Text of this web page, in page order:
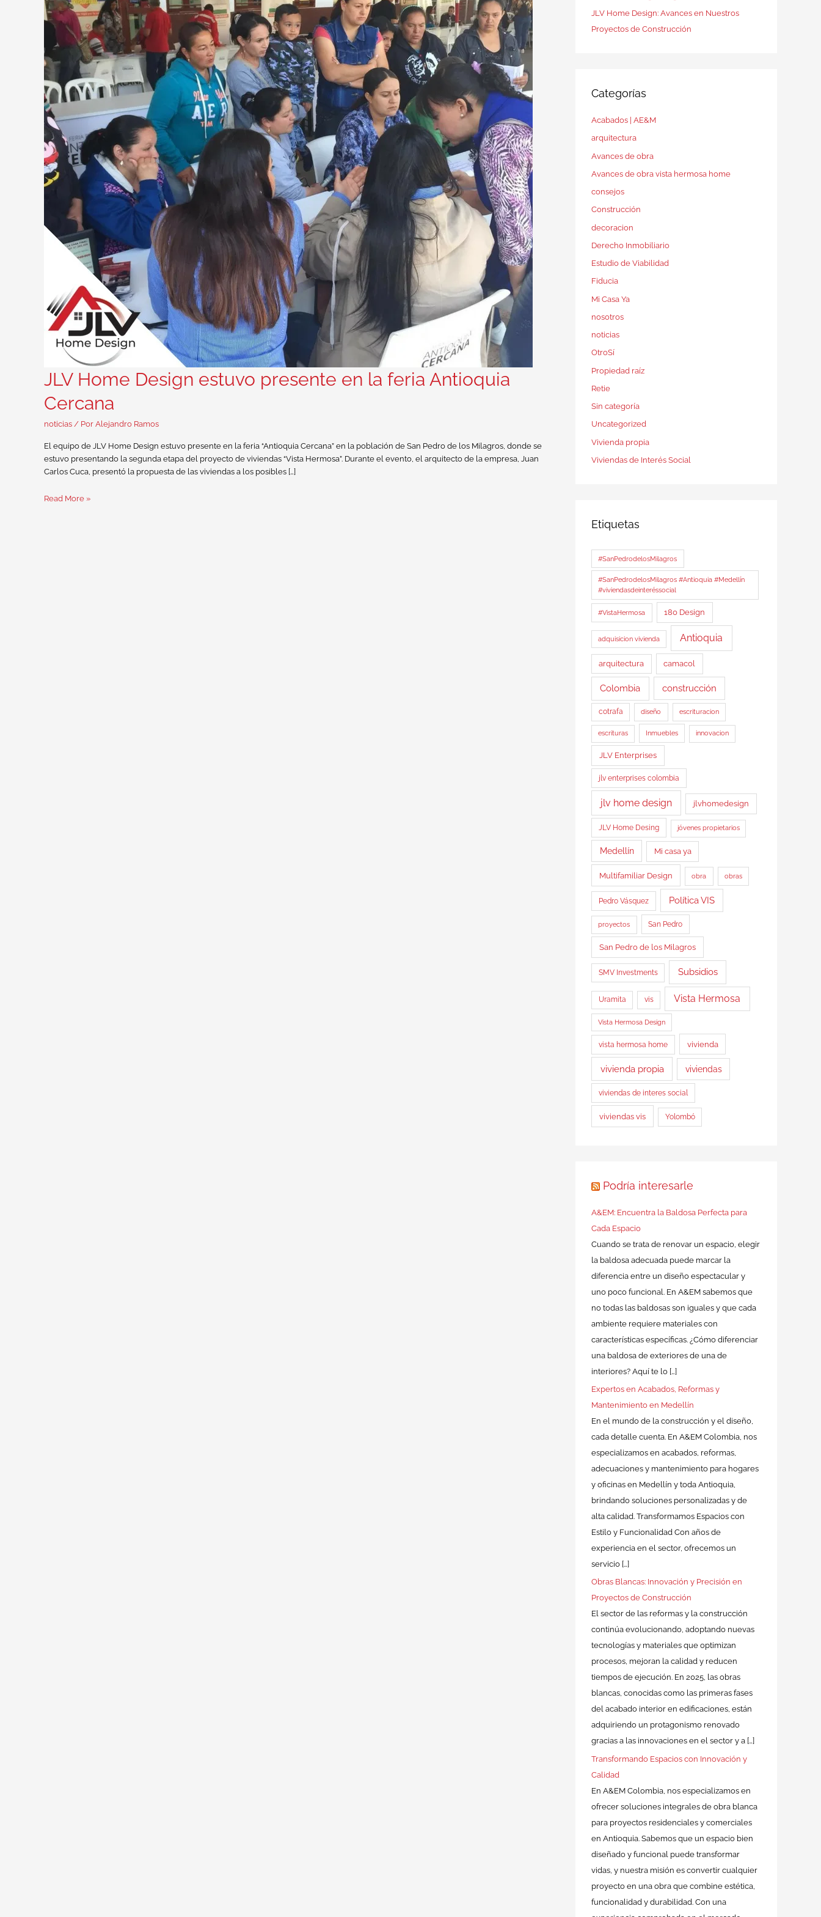
JLV Home Design estuvo presente en la feria Antioquia
Cercana
noticias / Por Alejandro Ramos
El equipo de JLV Home Design estuvo presente en la feria “Antioquia Cercana” en la población de San Pedro de los Milagros, donde se
estuvo presentando la segunda etapa del proyecto de viviendas “Vista Hermosa”. Durante el evento, el arquitecto de la empresa, Juan
Carlos Cuca, presentó la propuesta de las viviendas a los posibles […]
Read More »
JLV Home Design: Avances en Nuestros
Proyectos de Construcción
Categorías
Acabados | AE&M
arquitectura
Avances de obra
Avances de obra vista hermosa home
consejos
Construcción
decoracion
Derecho Inmobiliario
Estudio de Viabilidad
Fiducia
Mi Casa Ya
nosotros
noticias
OtroSí
Propiedad raíz
Retie
Sin categoría
Uncategorized
Vivienda propia
Viviendas de Interés Social
Etiquetas
#SanPedrodelosMilagros
#SanPedrodelosMilagros #Antioquia #Medellín
#viviendasdeinteréssocial
#VistaHermosa 180 Design
adquisicion vivienda Antioquia
arquitectura camacol
Colombia construcción
cotrafa diseño escrituracion
escrituras Inmuebles innovacion
JLV Enterprises
jlv enterprises colombia
jlv home design jlvhomedesign
JLV Home Desing jóvenes propietarios
Medellín Mi casa ya
Multifamiliar Design obra obras
Pedro Vásquez Política VIS
proyectos San Pedro
San Pedro de los Milagros
SMV Investments Subsidios
Uramita vis Vista Hermosa
Vista Hermosa Design
vista hermosa home vivienda
vivienda propia viviendas
viviendas de interes social
viviendas vis Yolombó
Podría interesarle
A&EM: Encuentra la Baldosa Perfecta para
Cada Espacio
Cuando se trata de renovar un espacio, elegir
la baldosa adecuada puede marcar la
diferencia entre un diseño espectacular y
uno poco funcional. En A&EM sabemos que
no todas las baldosas son iguales y que cada
ambiente requiere materiales con
características específicas. ¿Cómo diferenciar
una baldosa de exteriores de una de
interiores? Aquí te lo […]
Expertos en Acabados, Reformas y
Mantenimiento en Medellín
En el mundo de la construcción y el diseño,
cada detalle cuenta. En A&EM Colombia, nos
especializamos en acabados, reformas,
adecuaciones y mantenimiento para hogares
y oficinas en Medellín y toda Antioquia,
brindando soluciones personalizadas y de
alta calidad. Transformamos Espacios con
Estilo y Funcionalidad Con años de
experiencia en el sector, ofrecemos un
servicio […]
Obras Blancas: Innovación y Precisión en
Proyectos de Construcción
El sector de las reformas y la construcción
continúa evolucionando, adoptando nuevas
tecnologías y materiales que optimizan
procesos, mejoran la calidad y reducen
tiempos de ejecución. En 2025, las obras
blancas, conocidas como las primeras fases
del acabado interior en edificaciones, están
adquiriendo un protagonismo renovado
gracias a las innovaciones en el sector y a […]
Transformando Espacios con Innovación y
Calidad
En A&EM Colombia, nos especializamos en
ofrecer soluciones integrales de obra blanca
para proyectos residenciales y comerciales
en Antioquia. Sabemos que un espacio bien
diseñado y funcional puede transformar
vidas, y nuestra misión es convertir cualquier
proyecto en una obra que combine estética,
funcionalidad y durabilidad. Con una